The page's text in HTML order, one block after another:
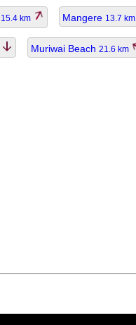
15.4 km Mangere 13.7 km
Muriwai Beach 21.6 km